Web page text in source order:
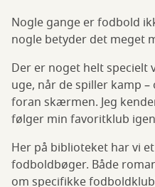
Nogle gange er fodbold
nogle betyder det meget
Der er noget helt specielt
uge, når de spiller kamp
foran skærmen. Jeg
følger min favoritklub
Her på biblioteket har vi
fodboldbøger. Både
om specifikke